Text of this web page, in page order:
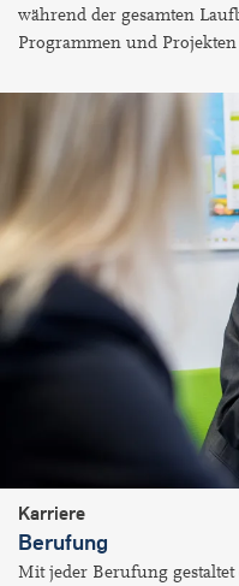
während der gesamten
Programmen und
Karriere
Berufung
Mit jeder Berufung